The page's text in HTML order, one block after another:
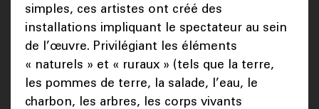
simples, ces artistes ont créé des
installations impliquant le spectateur au sein
de l’œuvre. Privilégiant les éléments
« naturels » et « ruraux » (tels que la terre,
les pommes de terre, la salade, l’eau, le
charbon, les arbres, les corps vivants